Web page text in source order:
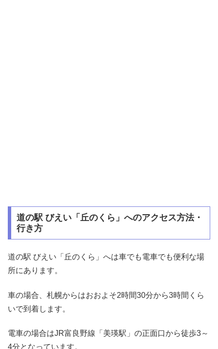
道の駅 びえい「丘のくら」へのアクセス方法・
行き方
道の駅 びえい「丘のくら」へは車でも電車でも便利な場
所にあります。
車の場合、札幌からはおおよそ2時間30分から3時間くら
いで到着します。
電車の場合はJR富良野線「美瑛駅」の正面口から徒歩3～
4分となっています。